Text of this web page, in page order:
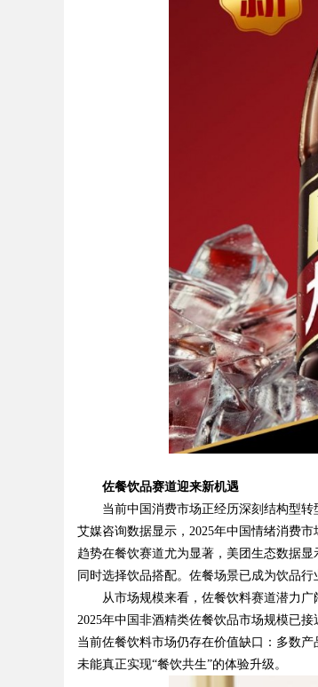
佐餐饮品赛道迎来新机遇
当前中国消费市场正经历深刻结构型
艾媒咨询数据显示，2025年中国情绪消费
趋势在餐饮赛道尤为显著，美团生态数据
同时选择饮品搭配。佐餐场景已成为饮品行
从市场规模来看，佐餐饮料赛道潜力
2025年中国非酒精类佐餐饮品市场规模已
当前佐餐饮料市场仍存在价值缺口：多数
未能真正实现“餐饮共生”的体验升级。